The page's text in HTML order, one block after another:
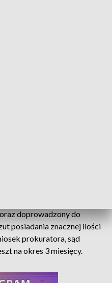
doprowadzony do
posiadania znacznej ilości
prokuratora, sąd
na okres 3 miesięcy.